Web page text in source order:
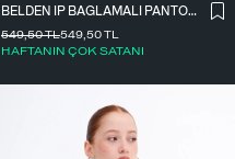
BELDEN İ̇P BAĞLAMALI PANTOLON PN16372-İ6
549,50TL
HAFTANIN ÇOK SATANI
549,50TL